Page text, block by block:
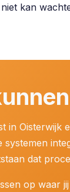
kan
in
systemen
dat
op waar